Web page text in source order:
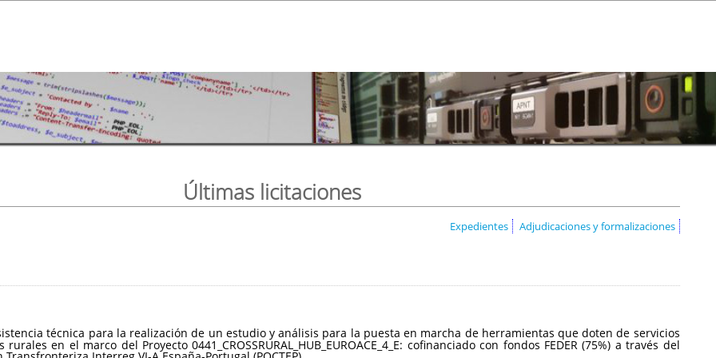
Últimas licitaciones
Expedientes Adjudicaciones y formalizaciones
técnica para la realización de un estudio y análisis para la puesta en marcha de herramientas que doten de servicios
en el marco del Proyecto 0441_CROSSRURAL_HUB_EUROACE_4_E: cofinanciado con fondos FEDER (75%) a través del